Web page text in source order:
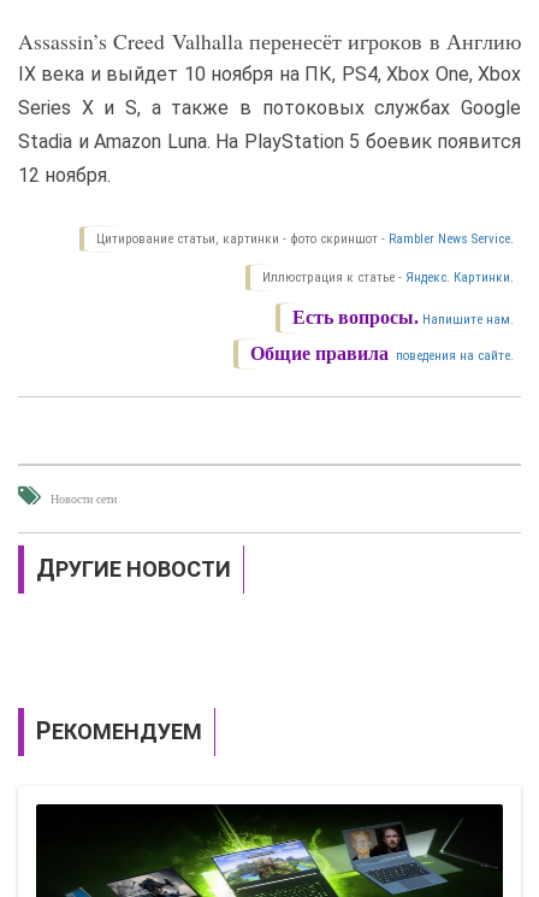
Assassin’s Creed Valhalla перенесёт игроков в Англию
IX века и выйдет 10 ноября на ПК, PS4, Xbox One, Xbox
Series X и S, а также в потоковых службах Google
Stadia и Amazon Luna. На PlayStation 5 боевик появится
12 ноября.
Цитирование статьи, картинки - фото скриншот - Rambler News Service.
Иллюстрация к статье - Яндекс. Картинки.
Есть вопросы. Напишите нам.
Общие правила поведения на сайте.
Новости сети
ДРУГИЕ НОВОСТИ
РЕКОМЕНДУЕМ